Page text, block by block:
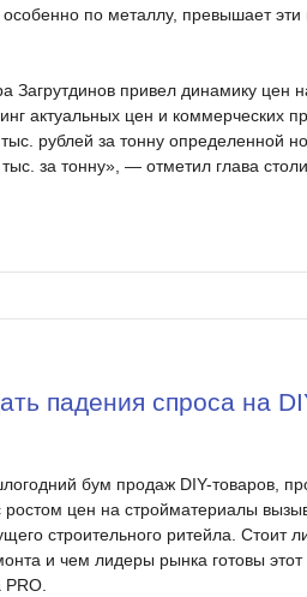
особенно по металлу, превышает
Загрутдинов привел динамику цен
актуальных цен и коммерческих
рублей за тонну определенной
за тонну», — отметил глава
падения спроса на
бум продаж DIY-товаров,
ростом цен на стройматериалы
строительного ритейла. Стоит
и чем лидеры рынка готовы